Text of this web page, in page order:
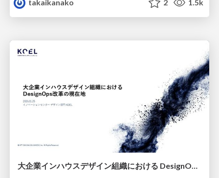
takaikanako
2 1.5k
大企業インハウスデザイン組織における DesignOps改革の現在地 / DesignOps at Scale: Navigating Transformation in Large Enterprises